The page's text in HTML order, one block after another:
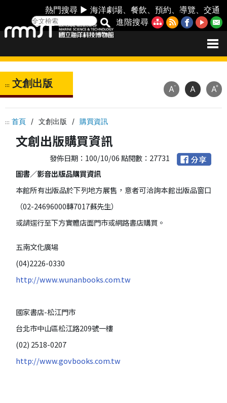
熱門搜尋 ►海洋劇場 、餐飲 、預約 、導覽 、交通
進階搜尋
::: 文創出版
::: 首頁 / 文創出版 / 購買資訊
A- A A+
文創出版購買資訊
發佈日期：100/10/06 點閱數：27731
圖書／影音出版品購買資訊
本館所有出版品於下列地方展售，意者可洽詢本館出版品窗口
（02-24696000轉7017蘇先生）
或請逕行至下方實體店面門市或網路書店購買。
五南文化廣場
(04)2226-0330
http://www.wunanbooks.com.tw
國家書店-松江門市
台北市中山區松江路209號一樓
(02) 2518-0207
http://www.govbooks.com.tw